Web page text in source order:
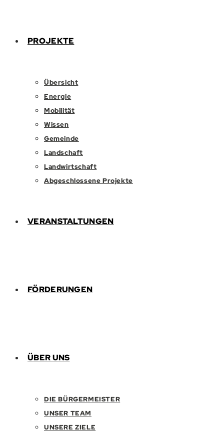
PROJEKTE
Übersicht
Energie
Mobilität
Wissen
Gemeinde
Landschaft
Landwirtschaft
Abgeschlossene Projekte
VERANSTALTUNGEN
FÖRDERUNGEN
ÜBER UNS
DIE BÜRGERMEISTER
UNSER TEAM
UNSERE ZIELE